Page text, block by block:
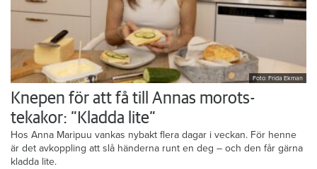
Foto: Frida Ekman
Knepen för att få till Annas morots-
tekakor: ”Kladda lite”
Hos Anna Maripuu vankas nybakt flera dagar i veckan. För henne
är det avkoppling att slå händerna runt en deg – och den får gärna
kladda lite.